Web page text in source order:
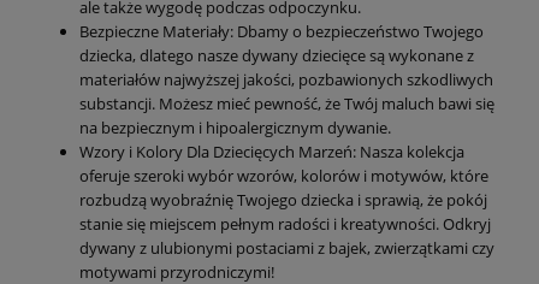
ale także wygodę podczas odpoczynku.
Bezpieczne Materiały: Dbamy o bezpieczeństwo Twojego
dziecka, dlatego nasze dywany dziecięce są wykonane z
materiałów najwyższej jakości, pozbawionych szkodliwych
substancji. Możesz mieć pewność, że Twój maluch bawi się
na bezpiecznym i hipoalergicznym dywanie.
Wzory i Kolory Dla Dziecięcych Marzeń: Nasza kolekcja
oferuje szeroki wybór wzorów, kolorów i motywów, które
rozbudzą wyobraźnię Twojego dziecka i sprawią, że pokój
stanie się miejscem pełnym radości i kreatywności. Odkryj
dywany z ulubionymi postaciami z bajek, zwierzątkami czy
motywami przyrodniczymi!